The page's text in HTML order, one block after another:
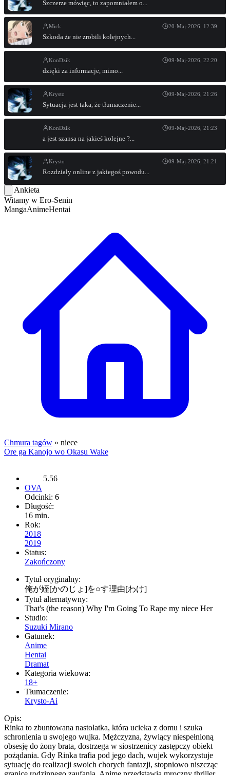
Szczerze mówiąc, to zapomniałem o...
Mick 20-Maj-2026, 12:39
Szkoda że nie zrobili kolejnych...
KonDzik 09-Maj-2026, 22:20
dzięki za informacje, mimo...
Krysto 09-Maj-2026, 21:26
Sytuacja jest taka, że tłumaczenie...
KonDzik 09-Maj-2026, 21:23
a jest szansa na jakieś kolejne ?...
Krysto 09-Maj-2026, 21:21
Rozdziały online z jakiegoś powodu...
Ankieta
Witamy w Ero-Senin
MangaAnimeHentai
Chmura tagów » niece
Ore ga Kanojo wo Okasu Wake
5.56
OVA
Odcinki: 6
Długość:
16 min.
Rok:
2018
2019
Status:
Zakończony
Tytuł oryginalny:
俺が姪[かのじょ]を○す理由[わけ]
Tytuł alternatywny:
That's (the reason) Why I'm Going To Rape my niece Her
Studio:
Suzuki Mirano
Gatunek:
Anime
Hentai
Dramat
Kategoria wiekowa:
18+
Tłumaczenie:
Krysto-Ai
Opis:
Rinka to zbuntowana nastolatka, która ucieka z domu i szuka
schronienia u swojego wujka. Mężczyzna, żywiący niespełnioną
obsesję do żony brata, dostrzega w siostrzenicy zastępczy obiekt
pożądania. Gdy Rinka trafia pod jego dach, wujek wykorzystuje
sytuację do realizacji swoich chorych fantazji, stopniowo niszcząc